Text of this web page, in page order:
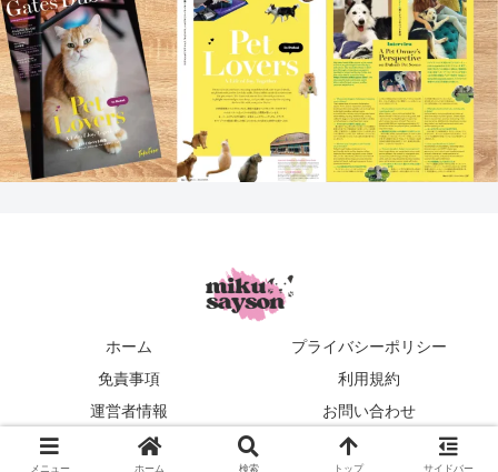
ホーム
プライバシーポリシー
免責事項
利用規約
運営者情報
お問い合わせ
mikusayson
メニュー ホーム 検索 トップ サイドバー